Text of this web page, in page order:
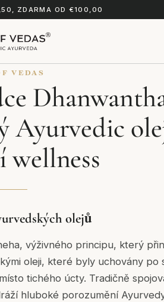
ZDARMA OD €100,00
VEDAS
Ayurvedic
wellness
olejů
, výživného principu, který
oleji, které byly uchovány po
místo tichého úcty. Tradičně
hluboké porozumění